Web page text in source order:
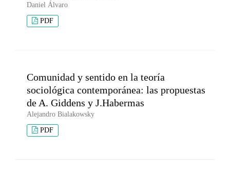
Daniel Álvaro
PDF
Comunidad y sentido en la teoría
sociológica contemporánea: las propuestas
de A. Giddens y J.Habermas
Alejandro Bialakowsky
PDF